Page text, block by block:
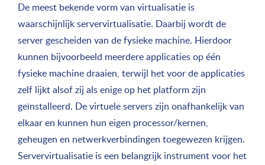
De meest bekende vorm van virtualisatie is
waarschijnlijk servervirtualisatie. Daarbij wordt de
server gescheiden van de fysieke machine. Hierdoor
kunnen bijvoorbeeld meerdere applicaties op één
fysieke machine draaien, terwijl het voor de applicaties
zelf lijkt alsof zij als enige op het platform zijn
geïnstalleerd. De virtuele servers zijn onafhankelijk van
elkaar en kunnen hun eigen processor/kernen,
geheugen en netwerkverbindingen toegewezen krijgen.
Servervirtualisatie is een belangrijk instrument voor het